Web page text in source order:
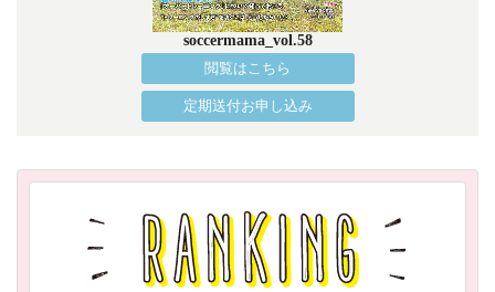
soccermama_vol.58
閲覧はこちら
定期送付お申し込み